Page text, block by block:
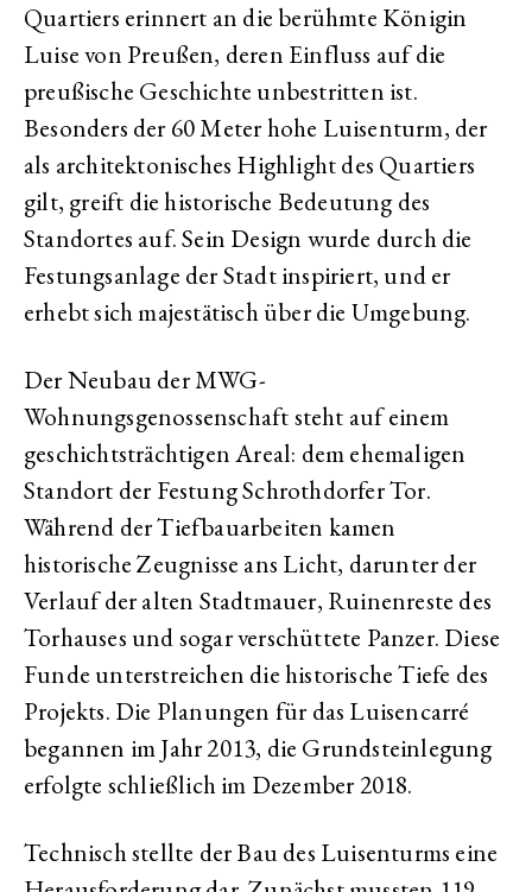
Quartiers erinnert an die berühmte Königin
Luise von Preußen, deren Einfluss auf die
preußische Geschichte unbestritten ist.
Besonders der 60 Meter hohe Luisenturm, der
als architektonisches Highlight des Quartiers
gilt, greift die historische Bedeutung des
Standortes auf. Sein Design wurde durch die
Festungsanlage der Stadt inspiriert, und er
erhebt sich majestätisch über die Umgebung.
Der Neubau der MWG-
Wohnungsgenossenschaft steht auf einem
geschichtsträchtigen Areal: dem ehemaligen
Standort der Festung Schrothdorfer Tor.
Während der Tiefbauarbeiten kamen
historische Zeugnisse ans Licht, darunter der
Verlauf der alten Stadtmauer, Ruinenreste des
Torhauses und sogar verschüttete Panzer. Diese
Funde unterstreichen die historische Tiefe des
Projekts. Die Planungen für das Luisencarré
begannen im Jahr 2013, die Grundsteinlegung
erfolgte schließlich im Dezember 2018.
Technisch stellte der Bau des Luisenturms eine